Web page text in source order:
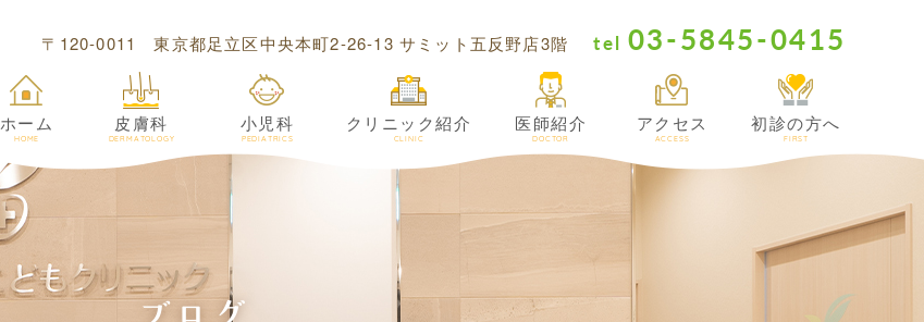
tel 03-5845-0415
〒120-0011 東京都足立区中央本町2-26-13 サミット五反野店3階
ホーム
HOME
皮膚科
DERMATOLOGY
小児科
PEDIATRICS
クリニック紹介
CLINIC
医師紹介
DOCTOR
アクセス
ACCESS
初診の方へ
FIRST
ブログ